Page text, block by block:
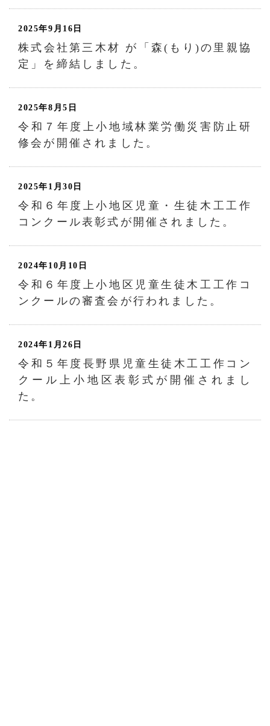
2025年9月16日
株式会社第三木材 が「森(もり)の里親協
定」を締結しました。
2025年8月5日
令和７年度上小地域林業労働災害防止研
修会が開催されました。
2025年1月30日
令和６年度上小地区児童・生徒木工工作
コンクール表彰式が開催されました。
2024年10月10日
令和６年度上小地区児童生徒木工工作コ
ンクールの審査会が行われました。
2024年1月26日
令和５年度長野県児童生徒木工工作コン
クール上小地区表彰式が開催されまし
た。